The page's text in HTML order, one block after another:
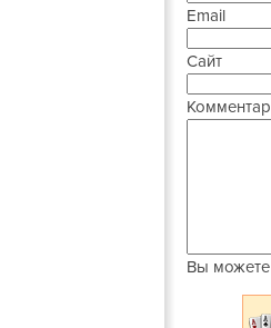
Email
Сайт
Вы